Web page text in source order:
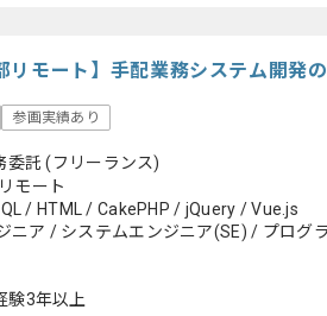
リモート】手配業務システム開発
参画実績あり
委託(フリーランス)
モート
/ HTML / CakePHP / jQuery / Vue.js
ニア / システムエンジニア(SE) / プログ
験3年以上